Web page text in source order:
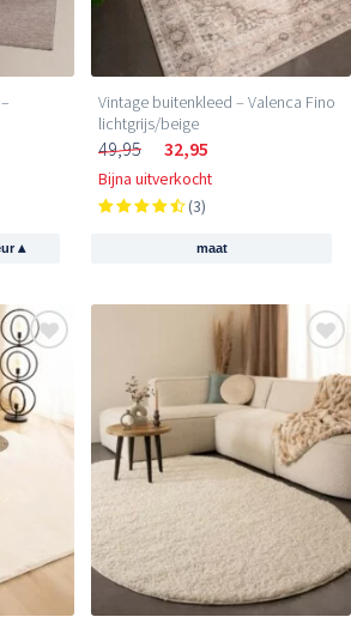
▴
Vintage buitenkleed – Valenca Fino
lichtgrijs/beige
49,95 32,95
Bijna uitverkocht
(3)
maat